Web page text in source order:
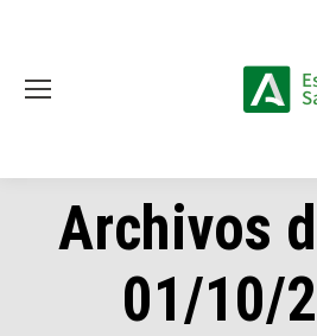
Archivos
01/10/